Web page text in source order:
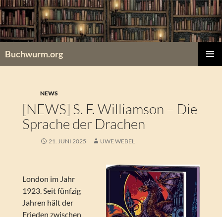
Zum
Inhalt
springen
Buchwurm.org
NEWS
[NEWS] S. F. Williamson – Die
Sprache der Drachen
21. JUNI 2025 UWE WEBEL
London im Jahr
1923. Seit fünfzig
Jahren hält der
Frieden zwischen